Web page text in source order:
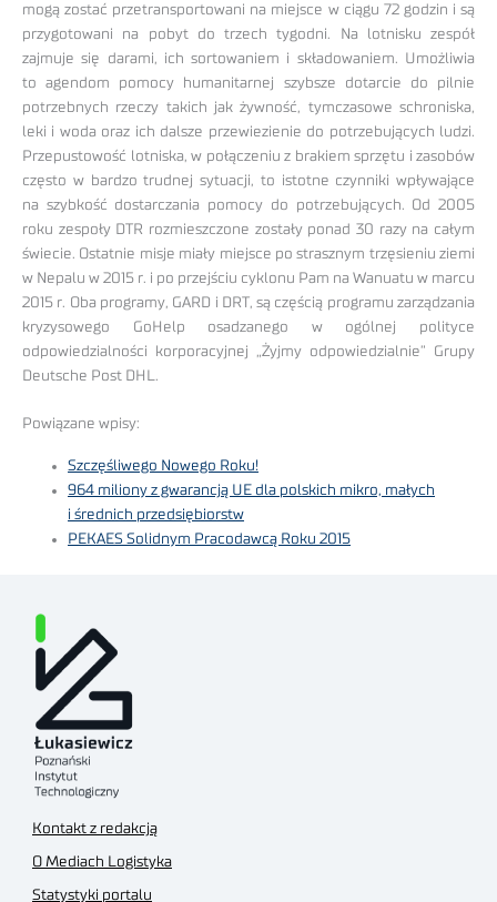
mogą zostać przetransportowani na miejsce w ciągu 72 godzin i są
przygotowani na pobyt do trzech tygodni. Na lotnisku zespół
zajmuje się darami, ich sortowaniem i składowaniem. Umożliwia
to agendom pomocy humanitarnej szybsze dotarcie do pilnie
potrzebnych rzeczy takich jak żywność, tymczasowe schroniska,
leki i woda oraz ich dalsze przewiezienie do potrzebujących ludzi.
Przepustowość lotniska, w połączeniu z brakiem sprzętu i zasobów
często w bardzo trudnej sytuacji, to istotne czynniki wpływające
na szybkość dostarczania pomocy do potrzebujących. Od 2005
roku zespoły DTR rozmieszczone zostały ponad 30 razy na całym
świecie. Ostatnie misje miały miejsce po strasznym trzęsieniu ziemi
w Nepalu w 2015 r. i po przejściu cyklonu Pam na Wanuatu w marcu
2015 r. Oba programy, GARD i DRT, są częścią programu zarządzania
kryzysowego GoHelp osadzanego w ogólnej polityce
odpowiedzialności korporacyjnej „Żyjmy odpowiedzialnie” Grupy
Deutsche Post DHL.
Powiązane wpisy:
Szczęśliwego Nowego Roku!
964 miliony z gwarancją UE dla polskich mikro, małych
i średnich przedsiębiorstw
PEKAES Solidnym Pracodawcą Roku 2015
Kontakt z redakcją
O Mediach Logistyka
Statystyki portalu